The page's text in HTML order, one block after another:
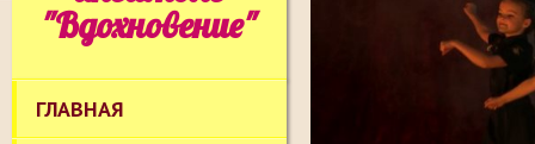
"Вдохновение"
ГЛАВНАЯ